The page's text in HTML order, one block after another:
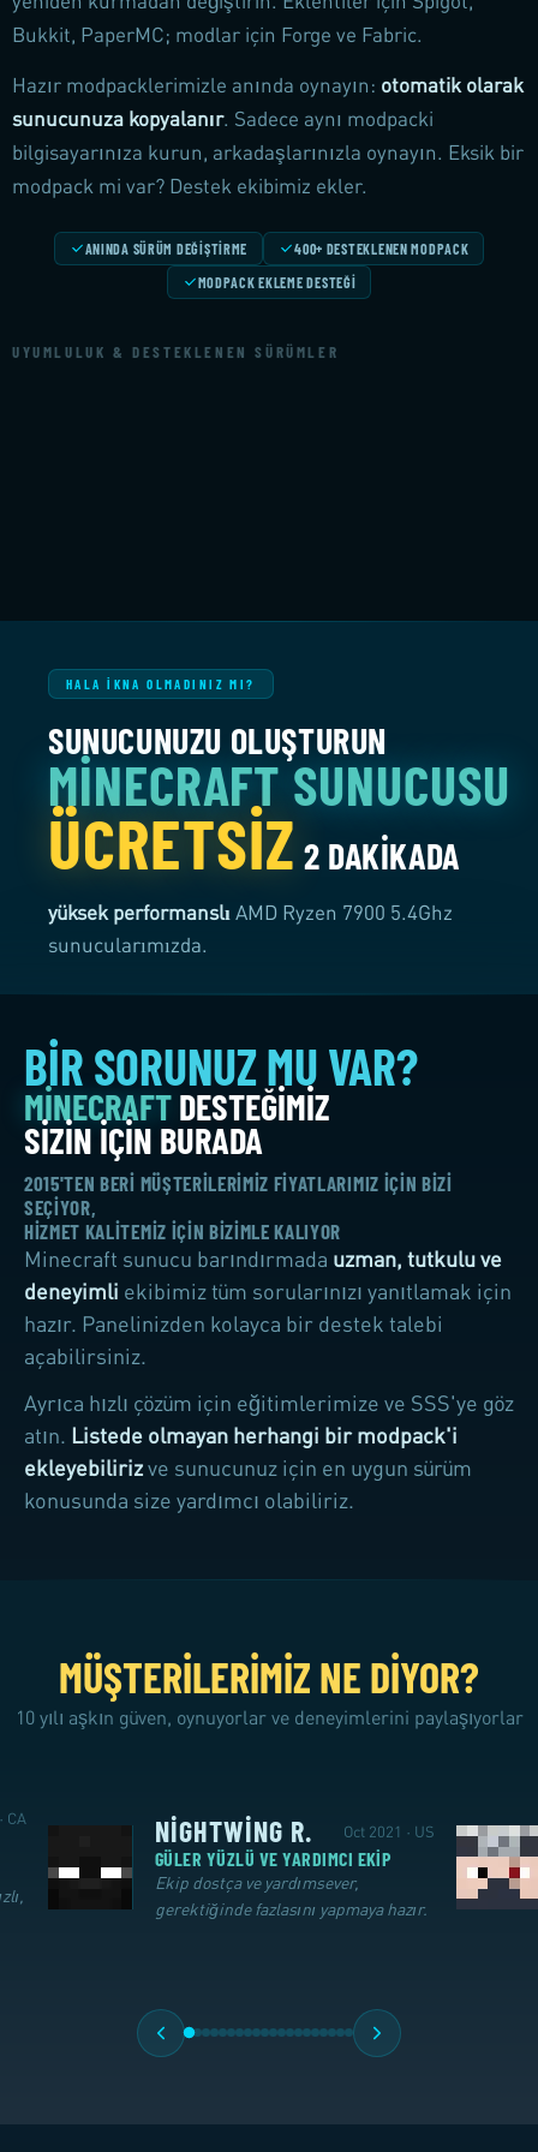
Bukkit, PaperMC; modlar için Forge ve Fabric.
Hazır modpacklerimizle anında oynayın: otomatik olarak
sunucunuza kopyalanır. Sadece aynı modpacki
bilgisayarınıza kurun, arkadaşlarınızla oynayın. Eksik bir
modpack mi var? Destek ekibimiz ekler.
ANINDA SÜRÜM DEĞIŞTIRME
400+ DESTEKLENEN MODPACK
MODPACK EKLEME DESTEĞI
UYUMLULUK & DESTEKLENEN SÜRÜMLER
HALA IKNA OLMADINIZ MI?
SUNUCUNUZU OLUŞTURUN
MINECRAFT SUNUCUSU
ÜCRETSIZ 2 DAKIKADA
yüksek performanslı AMD Ryzen 7900 5.4Ghz
sunucularımızda.
2015'TEN BERI MÜŞTERILERIMIZ FIYATLARIMIZ IÇIN BIZI
SEÇIYOR,
HIZMET KALITEMIZ IÇIN BIZIMLE KALIYOR
Minecraft sunucu barındırmada uzman, tutkulu ve
deneyimli ekibimiz tüm sorularınızı yanıtlamak için
hazır. Panelinizden kolayca bir destek talebi
açabilirsiniz.
Ayrıca hızlı çözüm için eğitimlerimize ve SSS'ye göz
atın. Listede olmayan herhangi bir modpack'i
ekleyebilirizve sunucunuz için en uygun sürüm
konusunda size yardımcı olabiliriz.
MÜŞTERILERIMIZ NE DIYOR?
10 yılı aşkın güven, oynuyorlar ve deneyimlerini paylaşıyorlar
CA NIGHTWING R. Oct 2021 · US
GÜLER YÜZLÜ VE YARDIMCI EKIP
Ekip dostça ve yardımsever,
gerektiğinde fazlasını yapmaya hazır.